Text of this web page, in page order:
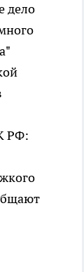
дело
РФ: